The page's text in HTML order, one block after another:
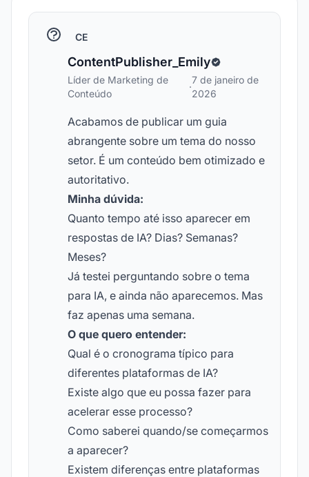
CE
ContentPublisher_Emily
Líder de Marketing de
Conteúdo
·
7 de janeiro de
2026
Acabamos de publicar um guia
abrangente sobre um tema do nosso
setor. É um conteúdo bem otimizado e
autoritativo.
Minha dúvida:
Quanto tempo até isso aparecer em
respostas de IA? Dias? Semanas?
Meses?
Já testei perguntando sobre o tema
para IA, e ainda não aparecemos. Mas
faz apenas uma semana.
O que quero entender:
Qual é o cronograma típico para
diferentes plataformas de IA?
Existe algo que eu possa fazer para
acelerar esse processo?
Como saberei quando/se começarmos
a aparecer?
Existem diferenças entre plataformas